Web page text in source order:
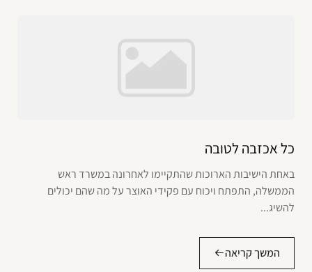
כל אכזבה לטובה
באחת הישיבות הארוכות שהתקיימו לאחרונה במשרד ראש
הממשלה, התפתח ויכוח עם פקידי האוצר על מה שהם יכולים
להשיג...
המשך קריאה